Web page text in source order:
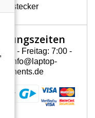
die die hohe
A+ erfüllen, also
Pixel, und
gesamte
IHREN
X52F-
- Freitag: 7:00 -
info@laptop-